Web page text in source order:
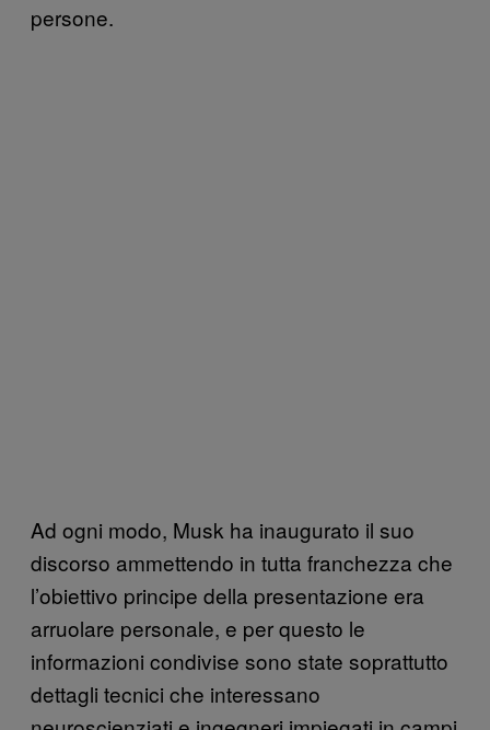
persone.
Ad ogni modo, Musk ha inaugurato il suo
discorso ammettendo in tutta franchezza che
l’obiettivo principe della presentazione era
arruolare personale, e per questo le
informazioni condivise sono state soprattutto
dettagli tecnici che interessano